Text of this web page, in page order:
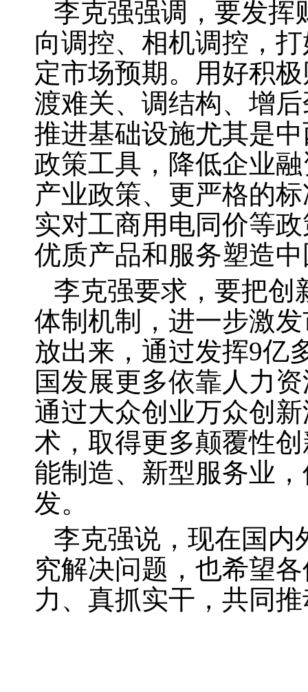
李克强强调，要发挥
向调控、相机调控，
定市场预期。用好积
渡难关、调结构、增
推进基础设施尤其是
政策工具，降低企业
产业政策、更严格的
实对工商用电同价等
优质产品和服务塑造
李克强要求，要把创
体制机制，进一步激
放出来，通过发挥9亿
国发展更多依靠人力
通过大众创业万众创
术，取得更多颠覆性
能制造、新型服务业
发。
李克强说，现在国内
究解决问题，也希望
力、真抓实干，共同